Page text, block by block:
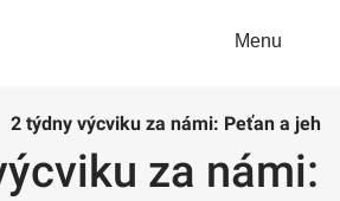
Menu
2 týdny výcviku za námi: Peťan a jeho
za námi: